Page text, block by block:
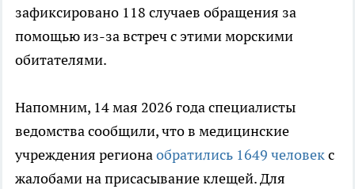
зафиксировано 118 случаев обращения за
помощью из-за встреч с этими морскими
обитателями.
Напомним, 14 мая 2026 года специалисты
ведомства сообщили, что в медицинские
учреждения регионаобратились 1649 человекс
жалобами на присасывание клещей. Для